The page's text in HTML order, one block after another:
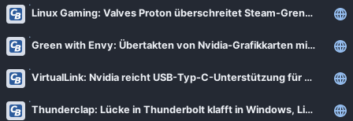
Meine Labels
AdminForge
Bejonet
News
Linux Gaming: Valves Proton überschreitet Steam-Grenze
Green with Envy: Übertakten von Nvidia-Grafikkarten mit Linux
VirtualLink: Nvidia reicht USB-Typ-C-Unterstützung für Linux nach
Thunderclap: Lücke in Thunderbolt klafft in Windows, Linux und macOS